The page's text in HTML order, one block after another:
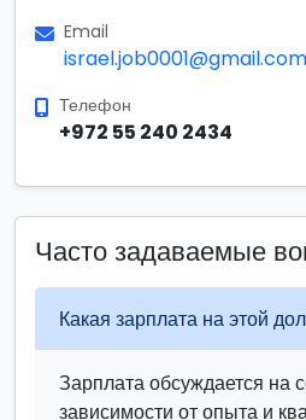
Email
israel.job0001@gmail.com
Телефон
+972 55 240 2434
Часто задаваемые
Какая зарплата на этой
Зарплата обсуждается на
зависимости от опыта и